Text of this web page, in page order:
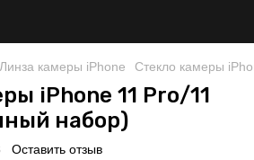
Линза камеры iPhone Стекло камеры
iPhone 11 Pro/11
набор)
Оставить отзыв